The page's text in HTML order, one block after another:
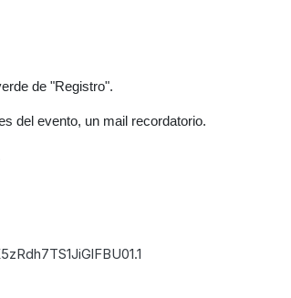
de "Registro".
del evento, un mail recordatorio.